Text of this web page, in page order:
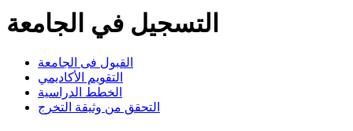
التسجيل في الجامعة
القبول فى الجامعة
التقويم الأكاديمي
الخطط الدراسية
التحقق من وثيقة التخرج